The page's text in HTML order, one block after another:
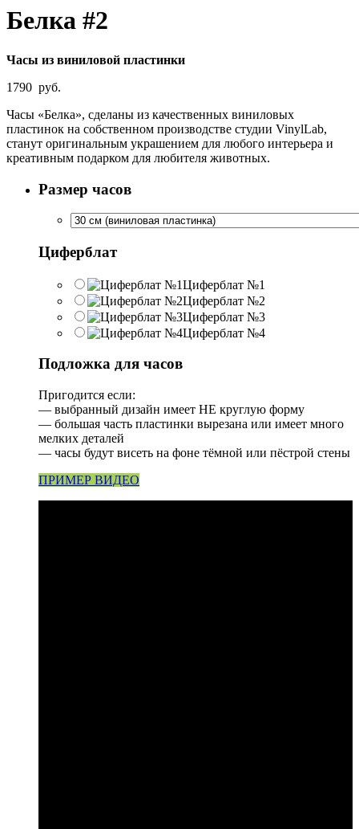
Белка #2
Часы из виниловой пластинки
1790 руб.
Часы «Белка», сделаны из качественных виниловых
пластинок на собственном производстве студии VinylLab,
станут оригинальным украшением для любого интерьера и
креативным подарком для любителя животных.
Размер часов
Циферблат
Циферблат №1
Циферблат №2
Циферблат №3
Циферблат №4
Подложка для часов
Пригодится если:
— выбранный дизайн имеет НЕ круглую форму
— большая часть пластинки вырезана или имеет много
мелких деталей
— часы будут висеть на фоне тёмной или пёстрой стены
ПРИМЕР ВИДЕО